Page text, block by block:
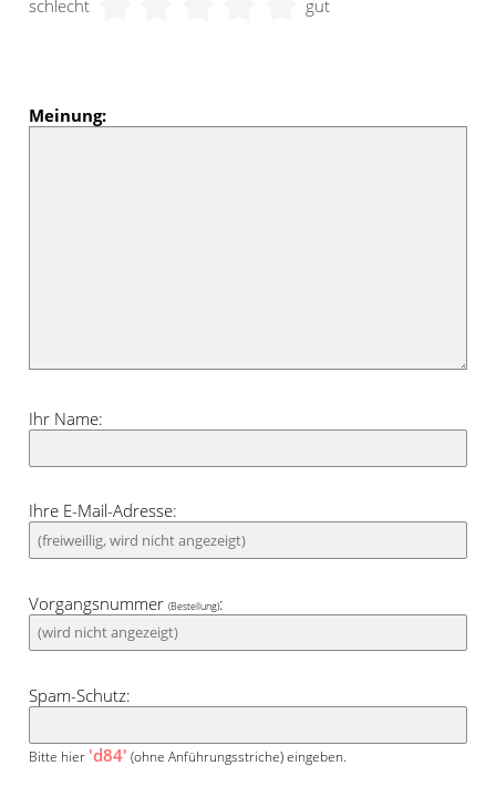
schlecht gut
Meinung:
Ihr Name:
Ihre E-Mail-Adresse:
Vorgangsnummer(Bestellung):
Spam-Schutz:
Bitte hier 'd84' (ohne Anführungsstriche) eingeben.